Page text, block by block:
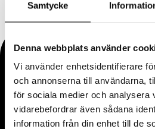
Samtycke
Denna webbplats använder
Vi använder enhetsidentifierare
och annonserna till användarna,
för sociala medier och analysera
vidarebefordrar även sådana
information från din enhet till de